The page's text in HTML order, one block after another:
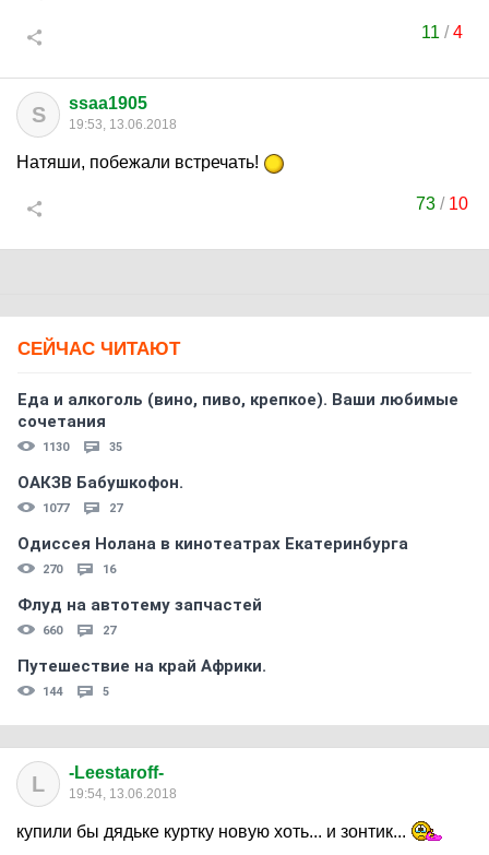
11 /4
S ssaa1905
19:53, 13.06.2018
Натяши, побежали встречать!
73/ 10
СЕЙЧАС ЧИТАЮТ
Еда и алкоголь (вино, пиво, крепкое). Ваши любимые
сочетания
1130 35
ОАКЗВ Бабушкофон.
1077 27
Одиссея Нолана в кинотеатрах Екатеринбурга
270 16
Флуд на автотему запчастей
660 27
Путешествие на край Африки.
144 5
L -Leestaroff-
19:54, 13.06.2018
купили бы дядьке куртку новую хоть... и зонтик...